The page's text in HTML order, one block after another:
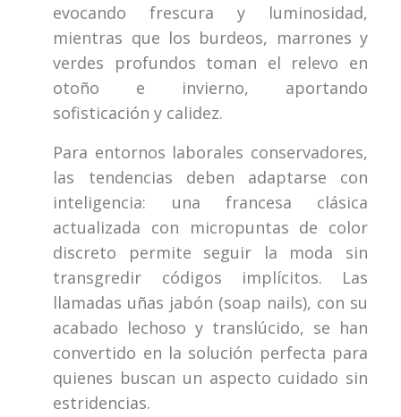
evocando frescura y luminosidad,
mientras que los burdeos, marrones y
verdes profundos toman el relevo en
otoño e invierno, aportando
sofisticación y calidez.
Para entornos laborales conservadores,
las tendencias deben adaptarse con
inteligencia: una francesa clásica
actualizada con micropuntas de color
discreto permite seguir la moda sin
transgredir códigos implícitos. Las
llamadas uñas jabón (soap nails), con su
acabado lechoso y translúcido, se han
convertido en la solución perfecta para
quienes buscan un aspecto cuidado sin
estridencias.